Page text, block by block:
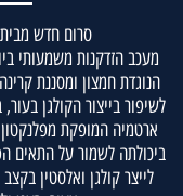
!סרום חדש
מעכב הזדקנות משמעותי
הנוגדת חמצון ומסננת
לשיפור בייצור הקולגן
ארטמיה המופקת מפלנקטון
ביכולתה לשמור על התאים
לייצר קולגן ואלסטין